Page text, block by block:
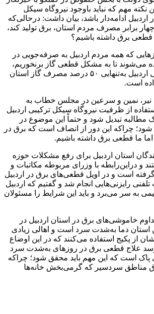
نکته مهم که نباید باوجود نیروگاه سیکل
ادامه‌دار باشد، بیان داشت: درحالی‌که
چهار برابر مصرف مردم استان، برق تولید کند،
قطعی برق داشته باشیم؟
که همه مردم اردبیل به صرفه‌جویی در
می‌شوند تا به مشکل قطعی گاز برنخوریم،
نیروگاه سیکل ترکیبی اردبیل به‌تنهایی ۵۰ درصد مصرف گاز استان
است.
نیر، نمین و سرعین در مجلس خطاب به
از ظرفیت نیروگاه سیکل ترکیبی اردبیل
مطالبه تبدیل شود و حتماً این موضوع در
چراکه این دور از انصاف است که برق در
اما ما قطعی برق داشته باشیم.
استان اردبیل برای رفع مشکلات حوزه
و دراین‌رابطه با وزرای مربوطه مکاتبات و
است و در اویل قطعی‌های برق در اردبیل
رایزنی‌هایی انجام شد و گفتیم که اردبیل
به سر می‌برد و باید این شرایط را مسئولان
خاموشی‌های برق در استان اردبیل در
استان دما به‌شدت سرد است و اهالی زیادی
از پکیج استفاده می‌کنند که در این اوضاع
علاج قطعی برق در روزهای به‌شدت سرد
پاک است که این مهم باید محقق شود؛ چراکه
مناطق سردسیر که گرمی‌بخش خانه‌ها